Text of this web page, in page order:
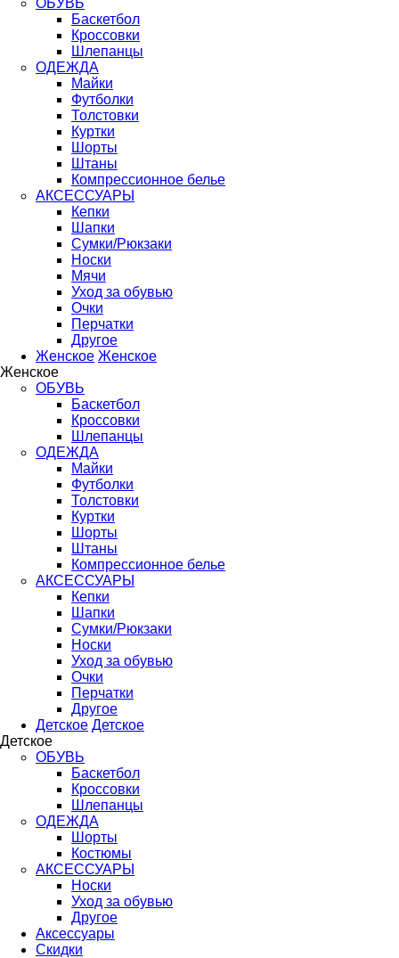
ОБУВЬ
Баскетбол
Кроссовки
Шлепанцы
ОДЕЖДА
Майки
Футболки
Толстовки
Куртки
Шорты
Штаны
Компрессионное белье
АКСЕССУАРЫ
Кепки
Шапки
Сумки/Рюкзаки
Носки
Мячи
Уход за обувью
Очки
Перчатки
Другое
Женское Женское
Женское
ОБУВЬ
Баскетбол
Кроссовки
Шлепанцы
ОДЕЖДА
Майки
Футболки
Толстовки
Куртки
Шорты
Штаны
Компрессионное белье
АКСЕССУАРЫ
Кепки
Шапки
Сумки/Рюкзаки
Носки
Уход за обувью
Очки
Перчатки
Другое
Детское Детское
Детское
ОБУВЬ
Баскетбол
Кроссовки
Шлепанцы
ОДЕЖДА
Шорты
Костюмы
АКСЕССУАРЫ
Носки
Уход за обувью
Другое
Аксессуары
Скидки